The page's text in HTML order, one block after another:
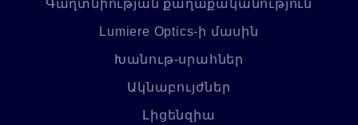
Գաղտնիության քաղաքականություն
Lumiere Optics-ի մասին
Խանութ-սրահներ
Ակնաբույժներ
Լիցենզիա